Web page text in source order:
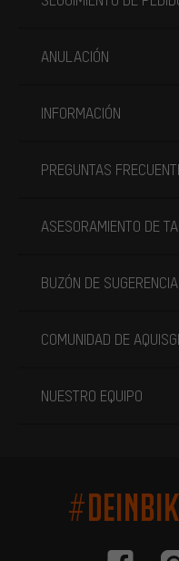
ANULACIÓN
INFORMACIÓN
PREGUNTAS
ASESORAMIENTO DE
BUZÓN DE
COMUNIDAD DE
NUESTRO EQUIPO